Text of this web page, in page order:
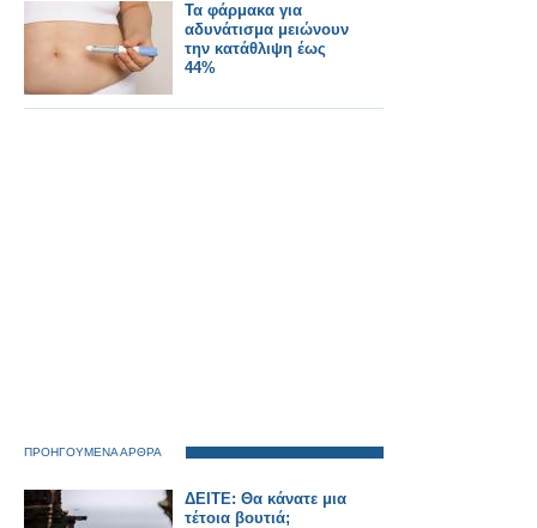
Τα φάρμακα για
αδυνάτισμα μειώνουν
την κατάθλιψη έως
44%
ΠΡΟΗΓΟΥΜΕΝΑ ΑΡΘΡΑ
ΔΕΙΤΕ: Θα κάνατε μια
τέτοια βουτιά;